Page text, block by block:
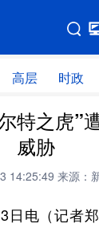
高层 时政
网站地图
时政
量子
特之虎”
威胁
14:25:49 来源：
电（记者郑